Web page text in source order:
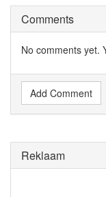
Comments
No comments yet.
Add Comment
Reklaam